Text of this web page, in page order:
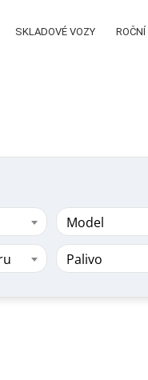
SKLADOVÉ VOZY
Model
Palivo